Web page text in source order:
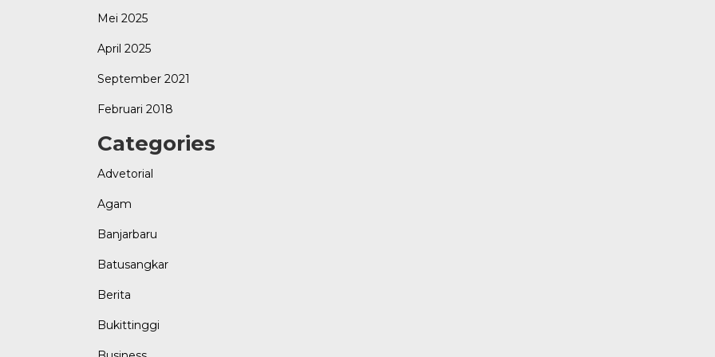
Mei 2025
April 2025
September 2021
Februari 2018
Categories
Advetorial
Agam
Banjarbaru
Batusangkar
Berita
Bukittinggi